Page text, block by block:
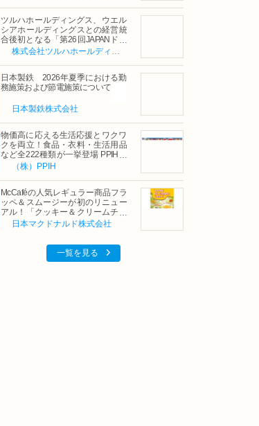
ツルハホールディングス、ウエル
シアホールディングスとの経営統
合後初となる「第26回JAPANドラ
ッグストアショー」に出展
株式会社ツルハホールディングス
日本製鉄 2026年夏季における勤
務施策および節電施策について
日本製鉄株式会社
物価高に応える生活応援とワクワ
クを両立！食品・衣料・生活用品
など全222種類が一挙登場 PPIHグ
ループ「夏福袋」＆セール 8月6日
（株）PPIH
McCaféの人気レギュラー商品フラ
ッペ＆スムージーが初のリニュー
アル！「クッキー＆クリームチョ
コフラッペ」「マンゴースムージ
日本マクドナルド株式会社
一覧を見る